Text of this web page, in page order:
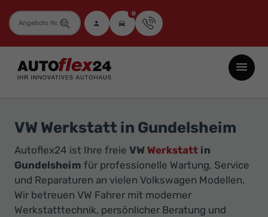
Fahrzeugnummer 0
Autoflex24
GmbH
Neuwagen
Jahreswagen
und
Gebrauchtwagen
zu
VW Werkstatt in Gundelsheim
Autoflex24 ist Ihre freie VW Werkstatt in
Gundelsheim für professionelle Wartung, Service
und Reparaturen an vielen Volkswagen Modellen.
Wir betreuen VW Fahrer mit moderner
Werkstatttechnik, persönlicher Beratung und